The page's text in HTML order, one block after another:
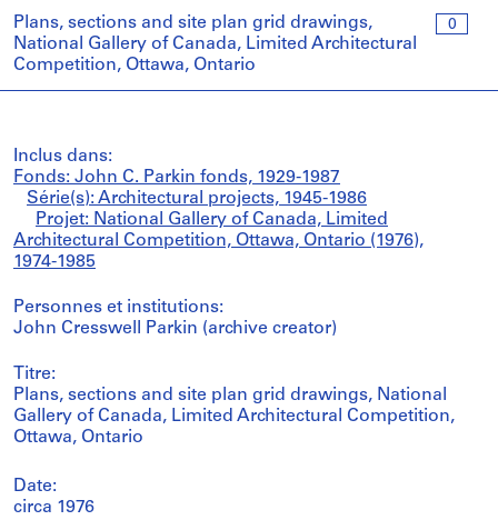
0
Plans, sections and site plan grid drawings,
National Gallery of Canada, Limited Architectural
Competition, Ottawa, Ontario
Inclus dans:
Fonds: John C. Parkin fonds, 1929-1987
Série(s): Architectural projects, 1945-1986
Projet: National Gallery of Canada, Limited
Architectural Competition, Ottawa, Ontario (1976),
1974-1985
Personnes et institutions:
John Cresswell Parkin (archive creator)
Titre:
Plans, sections and site plan grid drawings, National
Gallery of Canada, Limited Architectural Competition,
Ottawa, Ontario
Date:
circa 1976